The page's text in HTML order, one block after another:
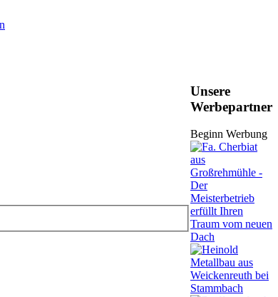
Unsere
Werbepartner
Beginn Werbung